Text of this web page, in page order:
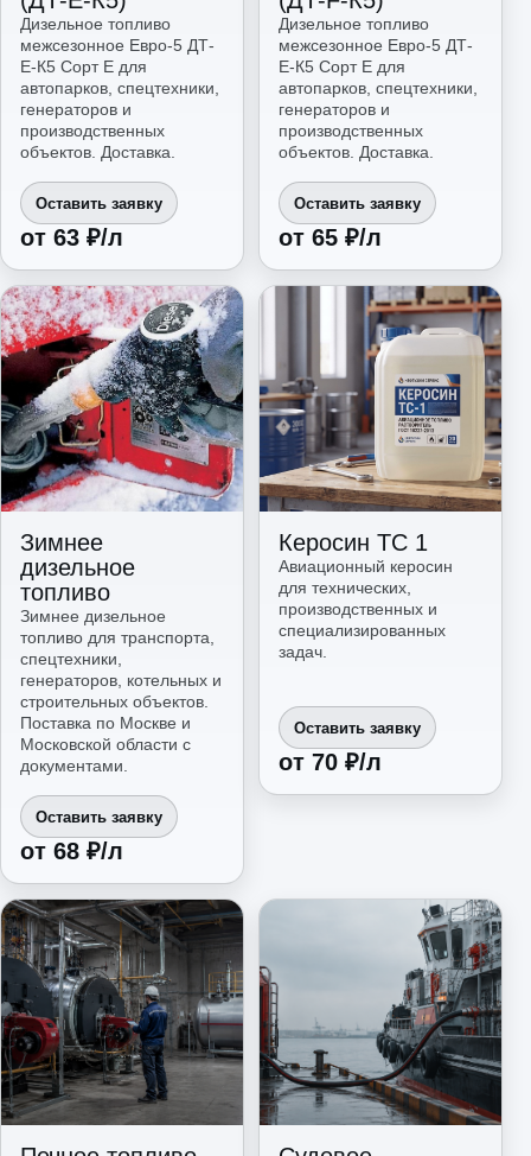
Дизельное топливо
межсезонное Евро-5 ДТ-
E-К5 Сорт E для
автопарков, спецтехники,
генераторов и
производственных
объектов. Доставка.
Оставить заявку
от 63 ₽/л
Дизельное топливо
межсезонное Евро-5 ДТ-
E-К5 Сорт E для
автопарков, спецтехники,
генераторов и
производственных
объектов. Доставка.
Оставить заявку
от 65 ₽/л
Зимнее
дизельное
топливо
Зимнее дизельное
топливо для транспорта,
спецтехники,
генераторов, котельных и
строительных объектов.
Поставка по Москве и
Московской области с
документами.
Оставить заявку
от 68 ₽/л
Керосин ТС 1
Авиационный керосин
для технических,
производственных и
специализированных
задач.
Оставить заявку
от 70 ₽/л